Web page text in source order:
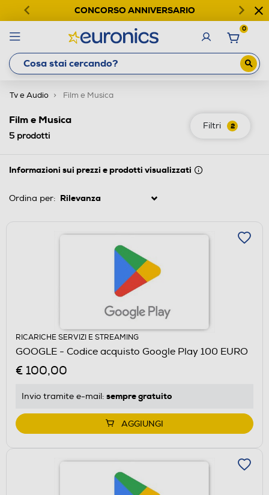
CONCORSO ANNIVERSARIO
0
Tv e Audio Film e Musica
Filtri 2
Film e Musica
5 prodotti
Informazioni sui prezzi e prodotti visualizzati
Ordina per:
RICARICHE SERVIZI E STREAMING
GOOGLE - Codice acquisto Google Play 100 EURO
€ 100,00
Invio tramite e-mail: sempre gratuito
AGGIUNGI